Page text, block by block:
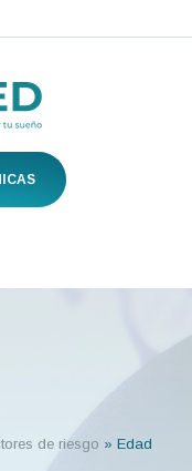
de riesgo » Edad